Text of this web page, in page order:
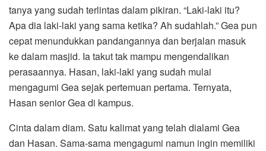
tanya yang sudah terlintas dalam pikiran. “Laki-laki itu?
Apa dia laki-laki yang sama ketika? Ah sudahlah.” Gea pun
cepat menundukkan pandangannya dan berjalan masuk
ke dalam masjid. Ia takut tak mampu mengendalikan
perasaannya. Hasan, laki-laki yang sudah mulai
mengagumi Gea sejak pertemuan pertama. Ternyata,
Hasan senior Gea di kampus.
Cinta dalam diam. Satu kalimat yang telah dialami Gea
dan Hasan. Sama-sama mengagumi namun ingin memiliki